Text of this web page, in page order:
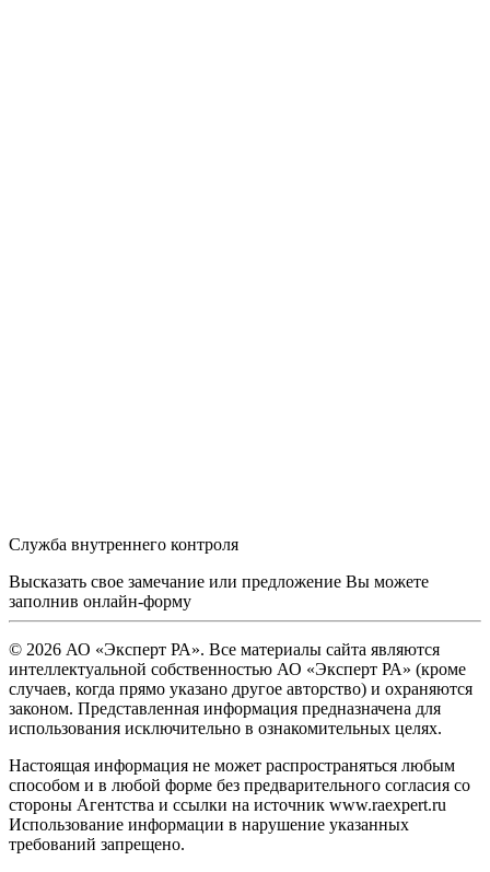
Служба внутреннего контроля
Высказать свое замечание или предложение Вы можете
заполнив онлайн-форму
© 2026 АО «Эксперт РА». Все материалы сайта являются
интеллектуальной собственностью АО «Эксперт РА» (кроме
случаев, когда прямо указано другое авторство) и охраняются
законом. Представленная информация предназначена для
использования исключительно в ознакомительных целях.
Настоящая информация не может распространяться любым
способом и в любой форме без предварительного согласия со
стороны Агентства и ссылки на источник www.raexpert.ru
Использование информации в нарушение указанных
требований запрещено.